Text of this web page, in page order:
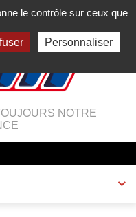
NOTRE
le contrôle sur ceux que
Personnaliser